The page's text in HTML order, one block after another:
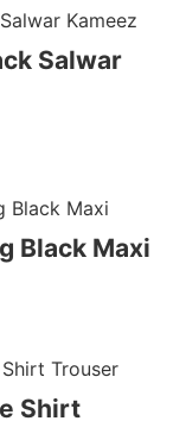
Salwar
Black Maxi
Shirt